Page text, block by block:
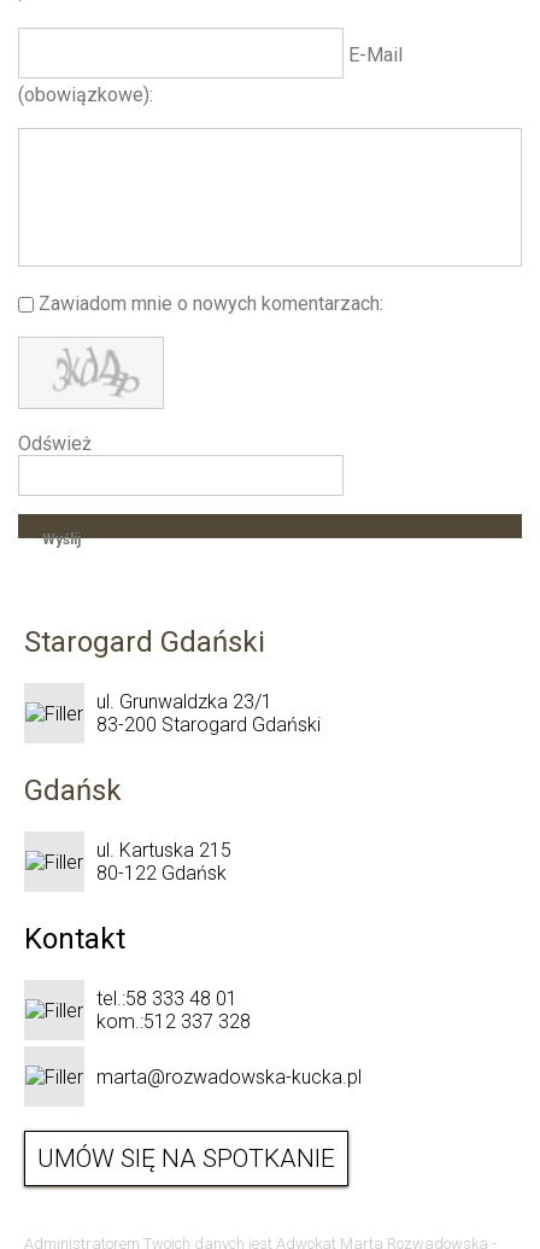
E-Mail
(obowiązkowe)
Zawiadom mnie o nowych komentarzach
Odśwież
Wyślij
Starogard Gdański
ul. Grunwaldzka 23/1
83-200 Starogard Gdański
Gdańsk
ul. Kartuska 215
80-122 Gdańsk
Kontakt
tel.:58 333 48 01
kom.:512 337 328
marta@rozwadowska-kucka.pl
UMÓW SIĘ NA SPOTKANIE
Administratorem Twoich danych jest Adwokat Marta Rozwadowska -